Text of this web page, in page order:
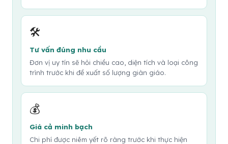
🛠️
Tư vấn đúng nhu cầu
Đơn vị uy tín sẽ hỏi chiều cao, diện tích và loại công
trình trước khi đề xuất số lượng giàn giáo.
💰
Giá cả minh bạch
Chi phí được niêm yết rõ ràng trước khi thực hiện